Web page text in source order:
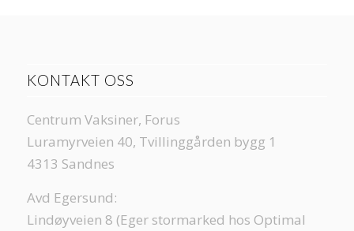
KONTAKT OSS
Centrum Vaksiner, Forus
Luramyrveien 40, Tvillinggården bygg 1
4313 Sandnes
Avd Egersund:
Lindøyveien 8 (Eger stormarked hos Optimal